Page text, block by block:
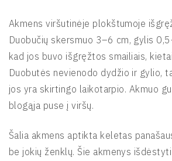
Akmens viršutinėje plokštumoje
Duobučių skersmuo 3–6 cm, gylis
kad jos buvo išgręžtos smailiais,
Duobutės nevienodo dydžio ir gylio,
jos yra skirtingo laikotarpio. Akmuo
blogąja puse į viršų.
Šalia akmens aptikta keletas
be jokių ženklų. Šie akmenys